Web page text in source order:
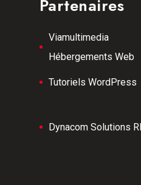
Partenaires
Viamultimedia
Hébergements Web
Tutoriels WordPress
Dynacom Solutions